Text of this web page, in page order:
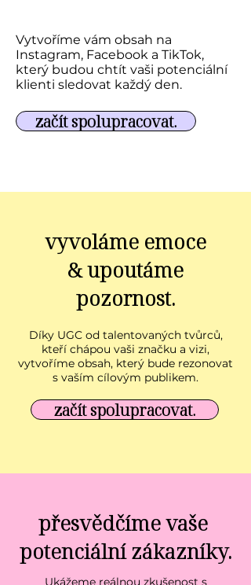
Vytvoříme vám obsah na
Instagram, Facebook a TikTok,
který budou chtít vaši potenciální
klienti sledovat každý den.
začít spolupracovat.
vyvoláme emoce
& upoutáme
pozornost.
Díky UGC od talentovaných tvůrců,
kteří chápou vaši značku a vizi,
vytvoříme obsah, který bude rezonovat
s vaším cílovým publikem.
začít spolupracovat.
přesvědčíme vaše
potenciální zákazníky.
Ukážeme reálnou zkušenost s